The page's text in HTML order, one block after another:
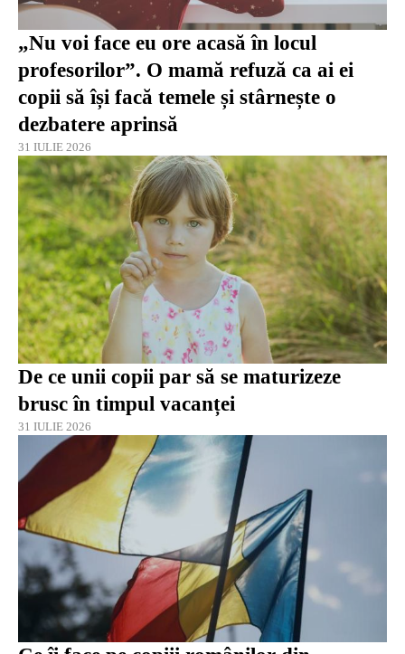
„Nu voi face eu ore acasă în locul
profesorilor”. O mamă refuză ca ai ei
copii să își facă temele și stârnește o
dezbatere aprinsă
31 IULIE 2026
De ce unii copii par să se maturizeze
brusc în timpul vacanței
31 IULIE 2026